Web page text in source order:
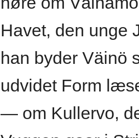
Havet, den unge
han byder Väinö
udvidet Form
— om Kullervo,